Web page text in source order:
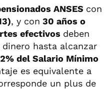
ANSES con
, y con 30 años o
efectivos deben
hasta alcanzar
del Salario Mínimo
es equivalente a
un plus de